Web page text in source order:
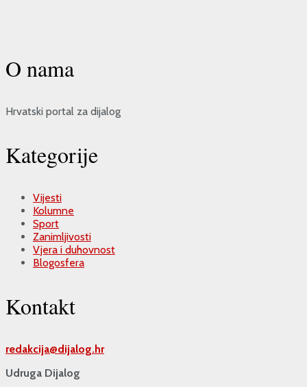
O nama
Hrvatski portal za dijalog
Kategorije
Vijesti
Kolumne
Sport
Zanimljivosti
Vjera i duhovnost
Blogosfera
Kontakt
redakcija@dijalog.hr
Udruga Dijalog